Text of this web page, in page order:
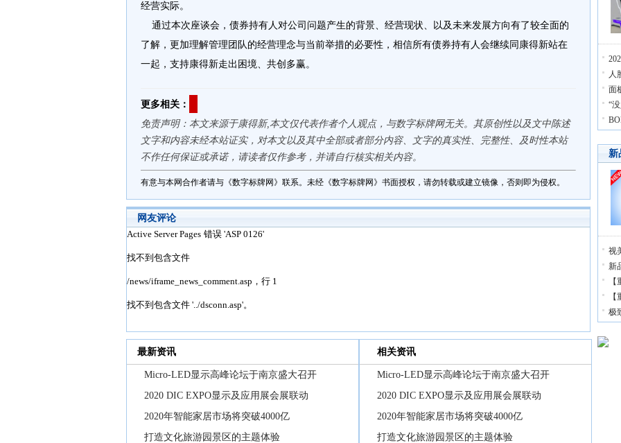
经营实际。
通过本次座谈会，债券持有人对公司问题产生的背景、经营现状、以及未来发展方向有了较全面的
了解，更加理解管理团队的经营理念与当前举措的必要性，相信所有债券持有人会继续同康得新站在
一起，支持康得新走出困境、共创多赢。
更多相关：
免责声明：本文来源于康得新,本文仅代表作者个人观点，与数字标牌网无关。其原创性以及文中陈述
文字和内容未经本站证实，对本文以及其中全部或者部分内容、文字的真实性、完整性、及时性本站
不作任何保证或承诺，请读者仅作参考，并请自行核实相关内容。
有意与本网合作者请与《数字标牌网》联系。未经《数字标牌网》书面授权，请勿转载或建立镜像，否则即为侵权。
网友评论
最新资讯
Micro-LED显示高峰论坛于南京盛大召开
2020 DIC EXPO显示及应用展会展联动
2020年智能家居市场将突破4000亿
打造文化旅游园景区的主题体验
相关资讯
Micro-LED显示高峰论坛于南京盛大召开
2020 DIC EXPO显示及应用展会展联动
2020年智能家居市场将突破4000亿
打造文化旅游园景区的主题体验
人
面
“
新
视
新
极